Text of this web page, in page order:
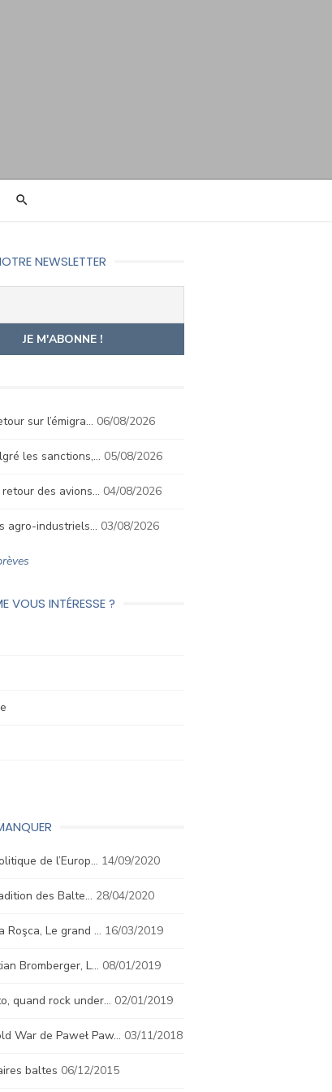
NEWSLETTER
sur l’émigra… 06/08/2026
les sanctions,… 05/08/2026
des avions… 04/08/2026
agro-industriels… 03/08/2026
VOUS INTÉRESSE ?
de l’Europ… 14/09/2020
des Balte… 28/04/2020
Roşca, Le grand … 16/03/2019
Bromberger, L… 08/01/2019
quand rock under… 02/01/2019
War de Paweł Paw… 03/11/2018
baltes 06/12/2015